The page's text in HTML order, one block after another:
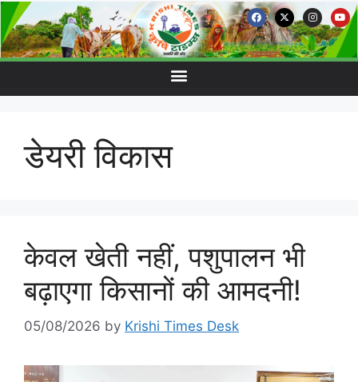
डेयरी विकास
केवल खेती नहीं, पशुपालन भी
बढ़ाएगा किसानों की आमदनी!
05/08/2026 by Krishi Times Desk